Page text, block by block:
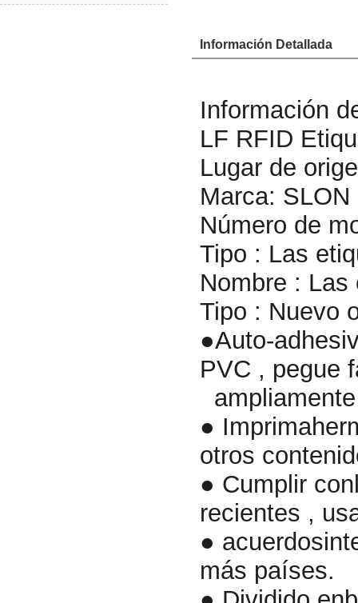
Información Detallada
Información
LF RFID
Lugar de
Marca: SLON
Número de
Tipo : Las
Nombre :
Tipo : Nuevo
●Auto-
PVC , pegue
●
otros
● Cumplir
recientes ,
●
más países.